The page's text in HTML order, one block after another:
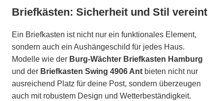
Briefkästen: Sicherheit und Stil vereint
Ein Briefkasten ist nicht nur ein funktionales Element,
sondern auch ein Aushängeschild für jedes Haus.
Modelle wie der Burg-Wächter Briefkasten Hamburg
und der Briefkasten Swing 4906 Ant bieten nicht nur
ausreichend Platz für deine Post, sondern überzeugen
auch mit robustem Design und Wetterbeständigkeit.